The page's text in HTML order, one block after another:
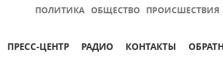
ПОЛИТИКА ОБЩЕСТВО ПРОИСШЕСТВИЯ
ПРЕСС-ЦЕНТР РАДИО КОНТАКТЫ